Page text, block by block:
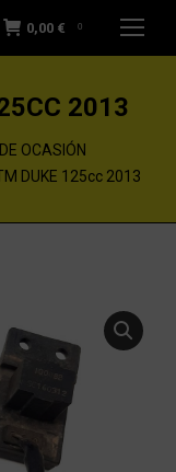
0,00 € 0
2013
OCASIÓN
DUKE 125cc 2013